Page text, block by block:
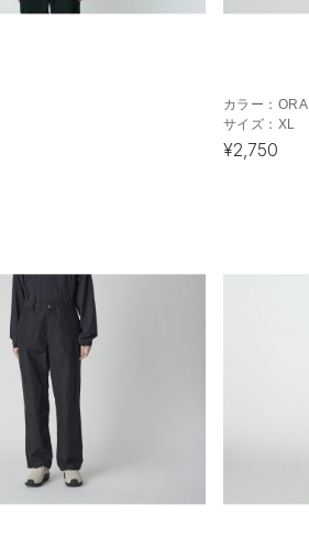
カラー：
サイズ： XL
¥2,750